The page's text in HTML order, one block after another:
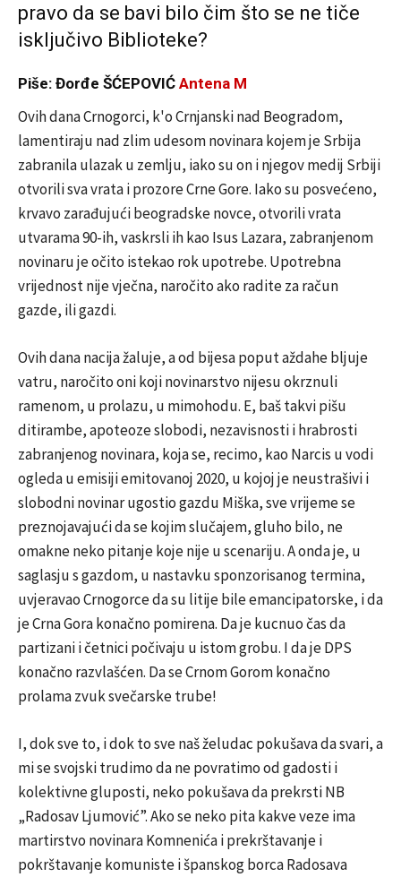
pravo da se bavi bilo čim što se ne tiče
isključivo Biblioteke?
Piše: Đorđe ŠĆEPOVIĆ Antena M
Ovih dana Crnogorci, k'o Crnjanski nad Beogradom,
lamentiraju nad zlim udesom novinara kojem je Srbija
zabranila ulazak u zemlju, iako su on i njegov medij Srbiji
otvorili sva vrata i prozore Crne Gore. Iako su posvećeno,
krvavo zarađujući beogradske novce, otvorili vrata
utvarama 90-ih, vaskrsli ih kao Isus Lazara, zabranjenom
novinaru je očito istekao rok upotrebe. Upotrebna
vrijednost nije vječna, naročito ako radite za račun
gazde, ili gazdi.
Ovih dana nacija žaluje, a od bijesa poput aždahe bljuje
vatru, naročito oni koji novinarstvo nijesu okrznuli
ramenom, u prolazu, u mimohodu. E, baš takvi pišu
ditirambe, apoteoze slobodi, nezavisnosti i hrabrosti
zabranjenog novinara, koja se, recimo, kao Narcis u vodi
ogleda u emisiji emitovanoj 2020, u kojoj je neustrašivi i
slobodni novinar ugostio gazdu Miška, sve vrijeme se
preznojavajući da se kojim slučajem, gluho bilo, ne
omakne neko pitanje koje nije u scenariju. A onda je, u
saglasju s gazdom, u nastavku sponzorisanog termina,
uvjeravao Crnogorce da su litije bile emancipatorske, i da
je Crna Gora konačno pomirena. Da je kucnuo čas da
partizani i četnici počivaju u istom grobu. I da je DPS
konačno razvlašćen. Da se Crnom Gorom konačno
prolama zvuk svečarske trube!
I, dok sve to, i dok to sve naš želudac pokušava da svari, a
mi se svojski trudimo da ne povratimo od gadosti i
kolektivne gluposti, neko pokušava da prekrsti NB
„Radosav Ljumović”. Ako se neko pita kakve veze ima
martirstvo novinara Komnenića i prekrštavanje i
pokrštavanje komuniste i španskog borca Radosava